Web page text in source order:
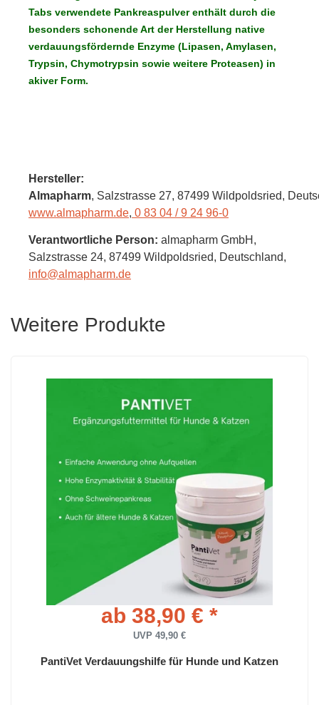
Tabs verwendete Pankreaspulver enthält durch die
besonders schonende Art der Herstellung native
verdauungsfördernde Enzyme (Lipasen, Amylasen,
Trypsin, Chymotrypsin sowie weitere Proteasen) in
akiver Form.
Hersteller:
Almapharm, Salzstrasse 27, 87499 Wildpoldsried,
www.almapharm.de, 0 83 04 / 9 24 96-0
Verantwortliche Person: almapharm GmbH,
Salzstrasse 24, 87499 Wildpoldsried, Deutschland,
info@almapharm.de
Weitere Produkte
ab 38,90 € *
UVP 49,90 €
PantiVet Verdauungshilfe für Hunde und Katzen